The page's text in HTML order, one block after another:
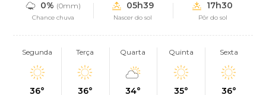
0% (0mm)
Chance chuva
05h39
Nascer do sol
17h30
Pôr do sol
Segunda
36°
Terça
36°
Quarta
34°
Quinta
35°
Sexta
36°